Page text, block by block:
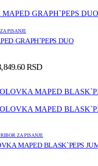
PISANJE
GRAPH`PEPS DUO
RSDRaspon
od
729.60 RSD
do
ZA PISANJE
MAPED BLASK`PEPS